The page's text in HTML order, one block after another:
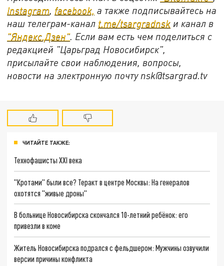
Instagram, facebook, а также подписывайтесь на
наш телеграм-канал t.me/tsargradnsk и канал в
"Яндекс.Дзен". Если вам есть чем поделиться с
редакцией "Царьград Новосибирск",
присылайте свои наблюдения, вопросы,
новости на электронную почту nsk@tsargrad.tv
ЧИТАЙТЕ ТАКЖЕ:
Технофашисты XXI века
"Кротами" были все? Теракт в центре Москвы: На генералов
охотятся "живые дроны"
В больнице Новосибирска скончался 10-летний ребёнок: его
привезли в коме
Житель Новосибирска подрался с фельдшером: Мужчины озвучили
версии причины конфликта